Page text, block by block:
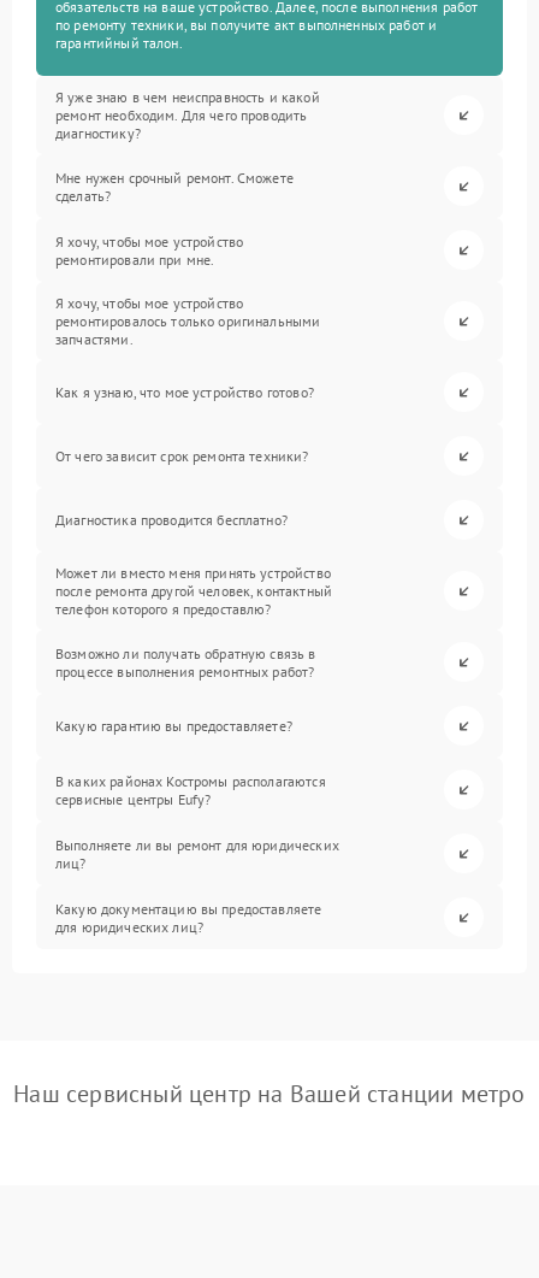
обязательств на ваше устройство. Далее, после выполнения работ
по ремонту техники, вы получите акт выполненных работ и
гарантийный талон.
Я уже знаю в чем неисправность и какой
ремонт необходим. Для чего проводить
диагностику?
Мне нужен срочный ремонт. Сможете
сделать?
Я хочу, чтобы мое устройство
ремонтировали при мне.
Я хочу, чтобы мое устройство
ремонтировалось только оригинальными
запчастями.
Как я узнаю, что мое устройство готово?
От чего зависит срок ремонта техники?
Диагностика проводится бесплатно?
Может ли вместо меня принять устройство
после ремонта другой человек, контактный
телефон которого я предоставлю?
Возможно ли получать обратную связь в
процессе выполнения ремонтных работ?
Какую гарантию вы предоставляете?
В каких районах Костромы располагаются
сервисные центры Eufy?
Выполняете ли вы ремонт для юридических
лиц?
Какую документацию вы предоставляете
для юридических лиц?
Наш сервисный центр на Вашей станции метро